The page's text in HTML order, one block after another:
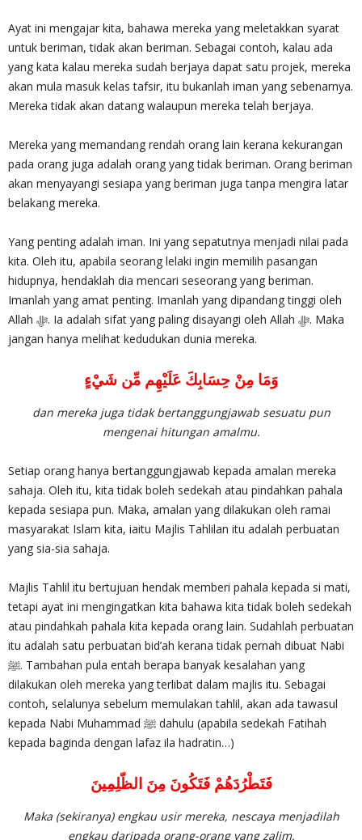
Ayat ini mengajar kita, bahawa mereka yang meletakkan syarat
untuk beriman, tidak akan beriman. Sebagai contoh, kalau ada
yang kata kalau mereka sudah berjaya dapat satu projek, mereka
akan mula masuk kelas tafsir, itu bukanlah iman yang sebenarnya.
Mereka tidak akan datang walaupun mereka telah berjaya.
Mereka yang memandang rendah orang lain kerana kekurangan
pada orang juga adalah orang yang tidak beriman. Orang beriman
akan menyayangi sesiapa yang beriman juga tanpa mengira latar
belakang mereka.
Yang penting adalah iman. Ini yang sepatutnya menjadi nilai pada
kita. Oleh itu, apabila seorang lelaki ingin memilih pasangan
hidupnya, hendaklah dia mencari seseorang yang beriman.
Imanlah yang amat penting. Imanlah yang dipandang tinggi oleh
Allah ‎ﷻ. Ia adalah sifat yang paling disayangi oleh Allah ‎ﷻ. Maka
jangan hanya melihat kedudukan dunia mereka.
وَمَا مِنْ حِسَابِكَ عَلَيْهِم مِّن شَيْءٍ
dan mereka juga tidak bertanggungjawab sesuatu pun
mengenai hitungan amalmu.
Setiap orang hanya bertanggungjawab kepada amalan mereka
sahaja. Oleh itu, kita tidak boleh sedekah atau pindahkan pahala
kepada sesiapa pun. Maka, amalan yang dilakukan oleh ramai
masyarakat Islam kita, iaitu Majlis Tahlilan itu adalah perbuatan
yang sia-sia sahaja.
Majlis Tahlil itu bertujuan hendak memberi pahala kepada si mati,
tetapi ayat ini mengingatkan kita bahawa kita tidak boleh sedekah
atau pindahkah pahala kita kepada orang lain. Sudahlah perbuatan
itu adalah satu perbuatan bid’ah kerana tidak pernah dibuat Nabi
ﷺ. Tambahan pula entah berapa banyak kesalahan yang
dilakukan oleh mereka yang terlibat dalam majlis itu. Sebagai
contoh, selalunya sebelum memulakan tahlil, akan ada tawasul
kepada Nabi Muhammad ﷺ dahulu (apabila sedekah Fatihah
kepada baginda dengan lafaz ila hadratin…)
فَتَطْرُدَهُمْ فَتَكُونَ مِنَ الظّلِمِينَ
Maka (sekiranya) engkau usir mereka, nescaya menjadilah
engkau daripada orang-orang yang zalim.